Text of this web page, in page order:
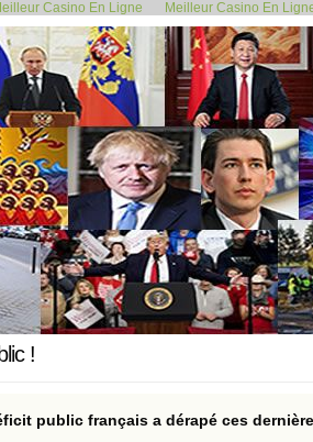
Casino En Ligne Meilleur Casino En
EN FINIR... "Ce n'est pas la signature... >>
!
public français a dérapé ces